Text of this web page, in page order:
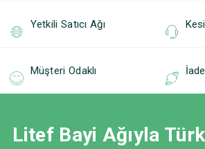
Yetkili Satıcı Ağı
Müşteri Odaklı
Litef Bayi Ağıyla